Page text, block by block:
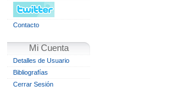
Contacto
Mi Cuenta
Detalles de Usuario
Bibliografías
Cerrar Sesión